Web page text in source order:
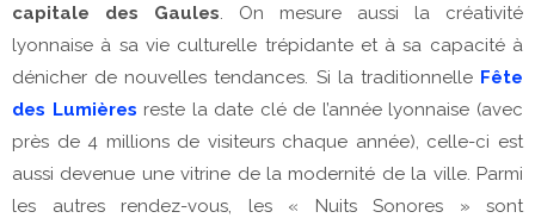
capitale des Gaules . On mesure aussi la créativité
lyonnaise à sa vie culturelle trépidante et à sa capacité à
dénicher de nouvelles tendances. Si la traditionnelle Fête
des Lumières reste la date clé de l’année lyonnaise (avec
près de 4 millions de visiteurs chaque année), celle-ci est
aussi devenue une vitrine de la modernité de la ville. Parmi
les autres rendez-vous, les « Nuits Sonores » sont